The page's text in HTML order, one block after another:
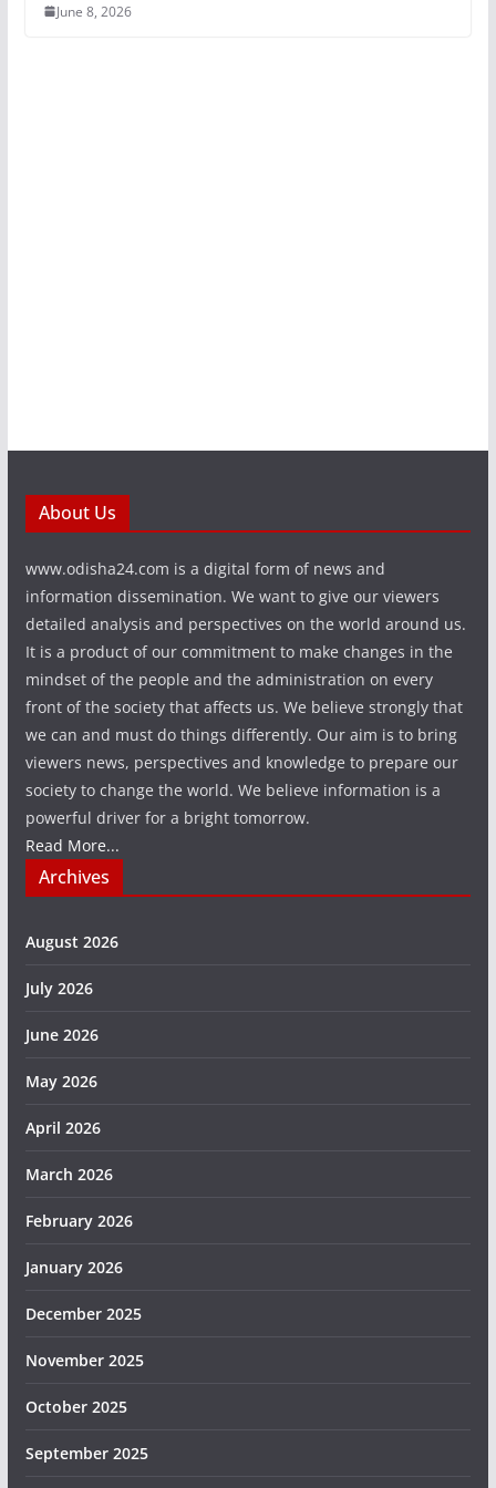
June 8, 2026
About Us
www.odisha24.com is a digital form of news and
information dissemination. We want to give our viewers
detailed analysis and perspectives on the world around us.
It is a product of our commitment to make changes in the
mindset of the people and the administration on every
front of the society that affects us. We believe strongly that
we can and must do things differently. Our aim is to bring
viewers news, perspectives and knowledge to prepare our
society to change the world. We believe information is a
powerful driver for a bright tomorrow.
Read More...
Archives
August 2026
July 2026
June 2026
May 2026
April 2026
March 2026
February 2026
January 2026
December 2025
November 2025
October 2025
September 2025